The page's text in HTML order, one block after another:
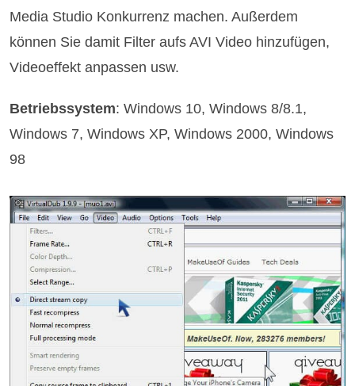
Media Studio Konkurrenz machen. Außerdem
können Sie damit Filter aufs AVI Video hinzufügen,
Videoeffekt anpassen usw.
Betriebssystem: Windows 10, Windows 8/8.1,
Windows 7, Windows XP, Windows 2000, Windows
98